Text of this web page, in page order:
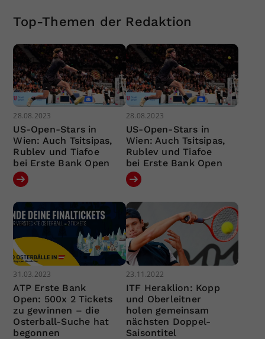
Top-Themen der Redaktion
28.08.2023
US-Open-Stars in
Wien: Auch Tsitsipas,
Rublev und Tiafoe
bei Erste Bank Open
28.08.2023
US-Open-Stars in
Wien: Auch Tsitsipas,
Rublev und Tiafoe
bei Erste Bank Open
31.03.2023
ATP Erste Bank
Open: 500x 2 Tickets
zu gewinnen – die
Osterball-Suche hat
begonnen
23.11.2022
ITF Heraklion: Kopp
und Oberleitner
holen gemeinsam
nächsten Doppel-
Saisontitel